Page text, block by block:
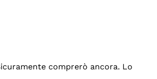
comprerò ancora. Lo